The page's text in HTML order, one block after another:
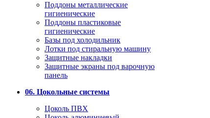
Поддоны металлические
гигиенические
Поддоны пластиковые
гигиенические
Базы под холодильник
Лотки под стиральную машину
Защитные накладки
Защитные экраны под варочную
панель
06. Цокольные системы
Цоколь ПВХ